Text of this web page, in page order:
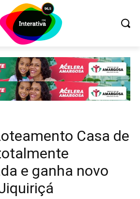
Casa de
e ganha novo